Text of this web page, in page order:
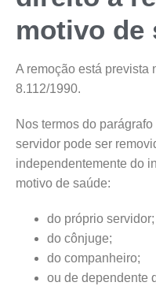
motivo de
A remoção está prevista
8.112/1990.
Nos termos do
servidor pode ser
independentemente do
motivo de saúde:
do próprio servidor;
do cônjuge;
do companheiro;
ou de dependente